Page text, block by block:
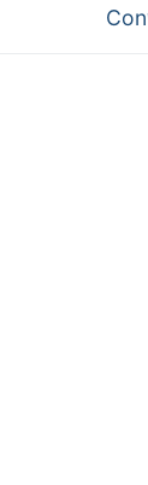
Next